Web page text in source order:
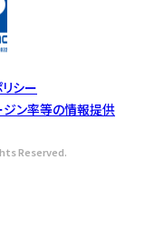
シー
ン率等の情報提供
Reserved.